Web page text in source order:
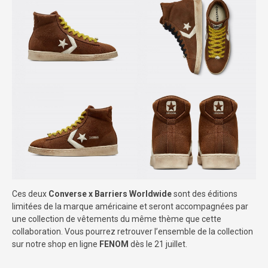
Ces deux Converse x Barriers Worldwidesont des éditions
limitées de la marque américaine et seront accompagnées par
une collection de vêtements du même thème que cette
collaboration. Vous pourrez retrouver l’ensemble de la collection
sur notre shop en ligne FENOM dès le 21 juillet.